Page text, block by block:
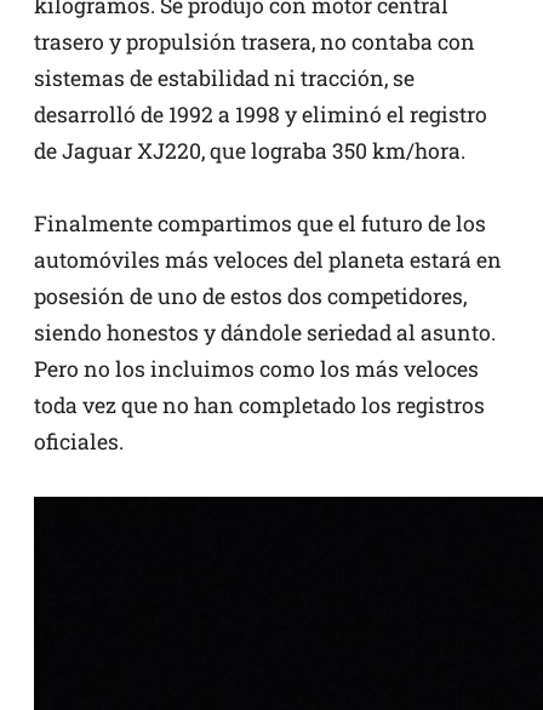
kilogramos. Se produjo con motor central
trasero y propulsión trasera, no contaba con
sistemas de estabilidad ni tracción, se
desarrolló de 1992 a 1998 y eliminó el registro
de Jaguar XJ220, que lograba 350 km/hora.
Finalmente compartimos que el futuro de los
automóviles más veloces del planeta estará en
posesión de uno de estos dos competidores,
siendo honestos y dándole seriedad al asunto.
Pero no los incluimos como los más veloces
toda vez que no han completado los registros
oficiales.